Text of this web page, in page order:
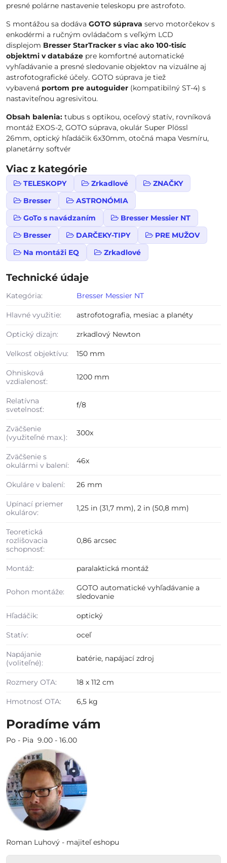
presné polárne nastavenie teleskopu pre astrofoto.
S montážou sa dodáva GOTO súprava servo motorčekov s
enkodérmi a ručným ovládačom s veľkým LCD
displejom Bresser StarTracker s viac ako 100-tisíc
objektmi v databáze pre komfortné automatické
vyhľadávanie a presné sledovanie objektov na vizuálne aj
astrofotografické účely. GOTO súprava je tiež
vybavená portom pre autoguider (kompatibilný ST-4) s
nastaviteľnou agresivitou.
Obsah balenia: tubus s optikou, oceľový statív, rovníková
montáž EXOS-2, GOTO súprava, okulár Super Plössl
26mm, optický hľadáčik 6x30mm, otočná mapa Vesmíru,
planetárny softvér
Viac z kategórie
TELESKOPY Zrkadlové
ZNAČKY
Bresser
ASTRONÓMIA
GoTo s navádzaním
Bresser Messier NT
Bresser
DARČEKY-TIPY
PRE MUŽOV
Na montáži EQ
Zrkadlové
Technické údaje
Kategória: Bresser Messier NT
Hlavné využitie: astrofotografia, mesiac a planéty
Optický dizajn: zrkadlový Newton
Velkosť objektívu: 150 mm
Ohnisková
vzdialenosť:
1200 mm
Relatívna
svetelnosť:
f/8
Zväčšenie
(využiteľné max.):
300x
Zväčšenie s
okulármi v balení:
46x
Okuláre v balení: 26 mm
Upínací priemer
okulárov:
1,25 in (31,7 mm), 2 in (50,8 mm)
Teoretická
rozlišovacia
schopnosť:
0,86 arcsec
Montáž: paralaktická montáž
Pohon montáže:
GOTO automatické vyhľadávanie a
sledovanie
Hľadáčik: optický
Statív: oceľ
Napájanie
(voliteľné):
batérie, napájací zdroj
Rozmery OTA: 18 x 112 cm
Hmotnosť OTA: 6,5 kg
Poradíme vám
Po - Pia 9.00 - 16.00
Roman Luhový - majiteľ eshopu